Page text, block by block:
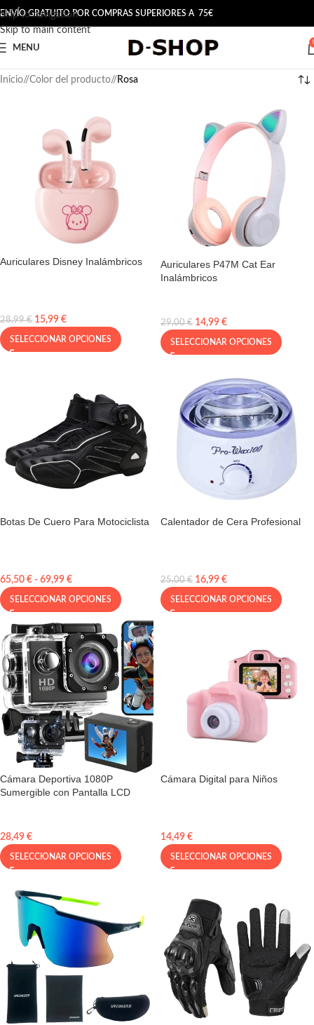
Skip to navigation
Skip to main content
ENVÍO GRATUITO POR COMPRAS SUPERIORES A 75€
MENU
Inicio/ Color del producto/ Rosa
Auriculares Disney Inalámbricos
28,99€ 15,99 €
SELECCIONAR OPCIONES
Auriculares P47M Cat Ear
Inalámbricos
29,00€ 14,99 €
SELECCIONAR OPCIONES
Botas De Cuero Para Motociclista
65,50 € - 69,99 €
SELECCIONAR OPCIONES
Calentador de Cera Profesional
25,00€ 16,99 €
SELECCIONAR OPCIONES
Cámara Deportiva 1080P
Sumergible con Pantalla LCD
28,49 €
SELECCIONAR OPCIONES
Cámara Digital para Niños
14,49 €
SELECCIONAR OPCIONES